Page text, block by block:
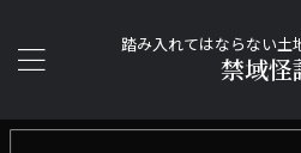
踏み入れてはならない土
禁域怪